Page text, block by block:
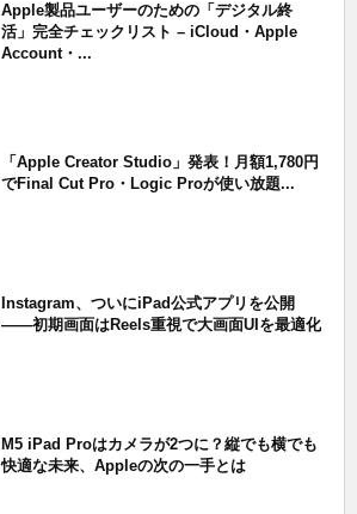
Apple製品ユーザーのための「デジタル終
活」完全チェックリスト – iCloud・Apple
Account・...
「Apple Creator Studio」発表！月額1,780円
でFinal Cut Pro・Logic Proが使い放題...
Instagram、ついにiPad公式アプリを公開
——初期画面はReels重視で大画面UIを最適化
M5 iPad Proはカメラが2つに？縦でも横でも
快適な未来、Appleの次の一手とは